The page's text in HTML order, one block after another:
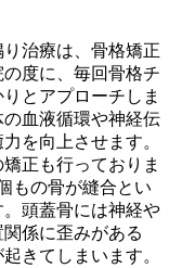
治療は、骨格矯正
度に、毎回骨格チ
とアプローチしま
血液循環や神経伝
を向上させます。
正も行っておりま
もの骨が縫合とい
頭蓋骨には神経や
係に歪みがある
きてしまいます。